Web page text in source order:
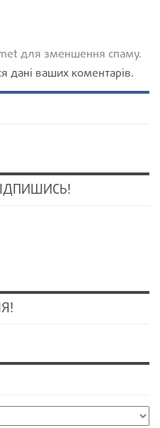
для зменшення спаму.
дані ваших коментарів.